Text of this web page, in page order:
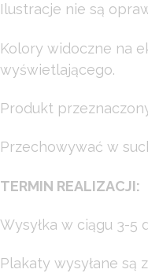
Ilustracje nie są
Kolory widoczne na
wyświetlającego.
Produkt
Przechowywać w
TERMIN REALIZACJI:
Wysyłka w ciągu 3-5
Plakaty wysyłane są